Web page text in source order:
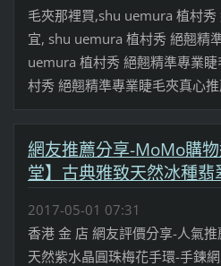
毛夾那裡買,shu uemura 植村
宜, shu uemura 植村秀 絕翹精
uemura 植村秀 絕翹精準專業
村秀 絕翹精準專業睫毛夾真心
網友推薦分享-MoMo購
堂】古典雅致天然冰種翡
2017-05-01 07:31
香港 金 店 網友評價分享-人氣
天然紫水晶圓珠梅花手環-手鍊